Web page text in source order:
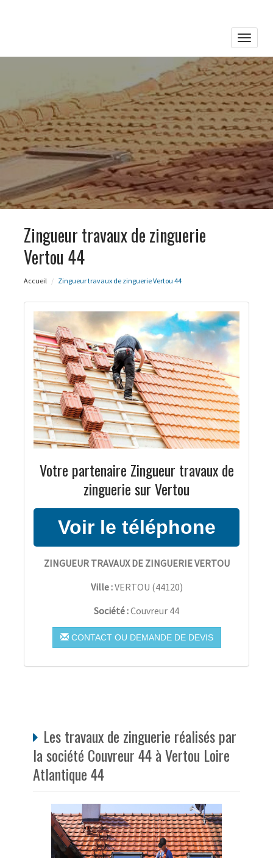
Toggle
Zingueur travaux de zinguerie
Vertou 44
Accueil Zingueur travaux de zinguerie Vertou 44
Votre partenaire Zingueur travaux de
zinguerie sur Vertou
ZINGUEUR TRAVAUX DE ZINGUERIE VERTOU
Ville :VERTOU (44120)
Société :Couvreur 44
CONTACT OU DEMANDE DE DEVIS
Les travaux de zinguerie réalisés par
la société Couvreur 44 à Vertou Loire
Atlantique 44